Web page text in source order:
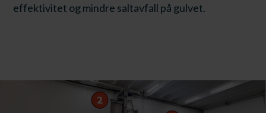
effektivitet og mindre saltavfall på gulvet.